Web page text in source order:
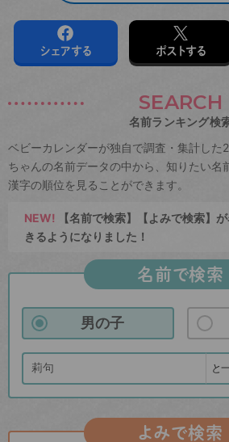
シェアする ポストする
SEARCH
名前ランキング検
ベビーカレンダーが独自で調査・集計した
ちゃんの名前データの中から、知りたい名
漢字の順位を見ることができます。
NEW! 【名前で検索】【よみで検索】
きるようになりました！
名前で検索
男の子
よみで検索